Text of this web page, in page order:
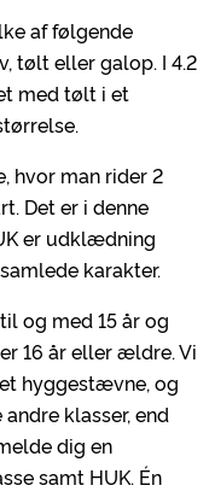
af følgende
tølt eller galop. I 4.2
med tølt i et
hvor man rider 2
Det er i denne
er udklædning
karakter.
og med 15 år og
16 år eller ældre. Vi
hyggestævne, og
klasser, end
dig en
samt HUK. Én